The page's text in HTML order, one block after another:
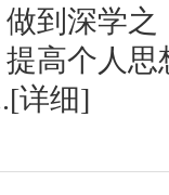
做到深学之
提高个人思
[详细]